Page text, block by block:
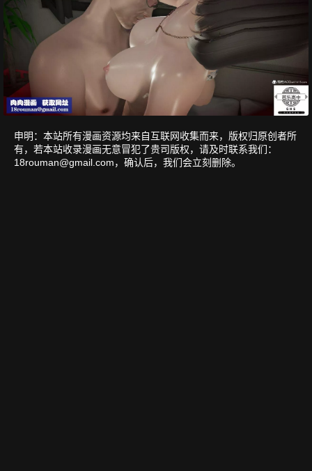
申明：本站所有漫画资源均来自互联网收集而来，版权归原创者所
有，若本站收录漫画无意冒犯了贵司版权，请及时联系我们：
18rouman@gmail.com，确认后，我们会立刻删除。